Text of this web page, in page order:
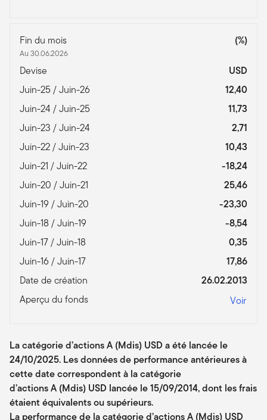
Fin du mois
Au 30.06.2026
(%)
Devise
USD
Juin-25 / Juin-26
12,40
Juin-24 / Juin-25
11,73
Juin-23 / Juin-24
2,71
Juin-22 / Juin-23
10,43
Juin-21 / Juin-22
-18,24
Juin-20 / Juin-21
25,46
Juin-19 / Juin-20
-23,30
Juin-18 / Juin-19
-8,54
Juin-17 / Juin-18
0,35
Juin-16 / Juin-17
17,86
Date de création
26.02.2013
Aperçu du fonds
Voir
La catégorie d’actions A (Mdis) USD a été lancée le
24/10/2025. Les données de performance antérieures à
cette date correspondent à la catégorie
d’actions A (Mdis) USD lancée le 15/09/2014, dont les frais
étaient équivalents ou supérieurs.
La performance de la catégorie d’actions A (Mdis) USD